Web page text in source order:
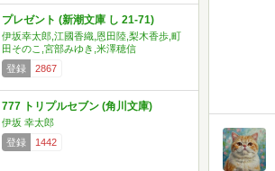
プレゼント (新潮文庫 し 21-71)
伊坂幸太郎,江國香織,恩田陸,梨木香歩,町
田そのこ,宮部みゆき,米澤穂信
登録
2867
777 トリプルセブン (角川文庫)
伊坂 幸太郎
登録
1442